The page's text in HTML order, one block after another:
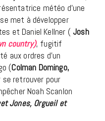
météo d’une
met à développer
et Daniel Kellner ( Josh
country), fugitif
aux ordres d’un
(Colman Domingo,
retrouver pour
Noah Scanlon
Jones, Orgueil et